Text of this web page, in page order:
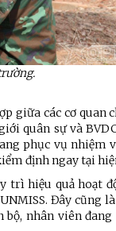
giữa các cơ quan
quân sự và
phục vụ nhiệm
định ngay tại
hiệu quả hoạt
Đây cũng
bộ, nhân viên